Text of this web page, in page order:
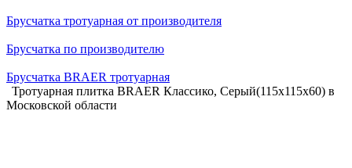
Брусчатка тротуарная от производителя
Брусчатка по производителю
Брусчатка BRAER тротуарная
Тротуарная плитка BRAER Классико, Серый(115х115х60) в
Московской области